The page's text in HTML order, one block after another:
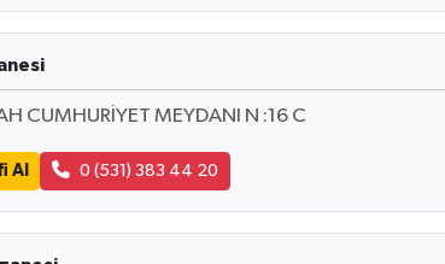
CUMHURİYET MEYDANI N :16 C
Al 0 (531) 383 44 20